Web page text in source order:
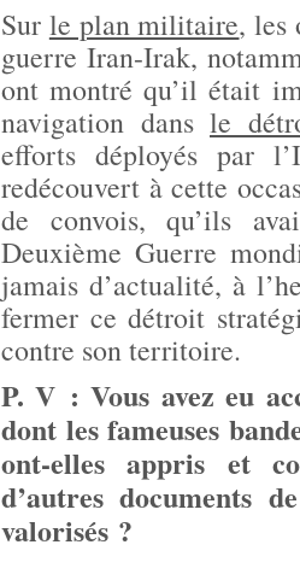
Sur le plan militaire, les
guerre Iran-Irak,
ont montré qu’il était
navigation dans le
efforts déployés par
redécouvert à cette
de convois, qu’ils
Deuxième Guerre
jamais d’actualité, à
fermer ce détroit
contre son territoire.
P. V : Vous avez eu
dont les fameuses
ont-elles appris et
d’autres documents
valorisés ?